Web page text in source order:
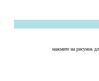
нажмите на рисунок